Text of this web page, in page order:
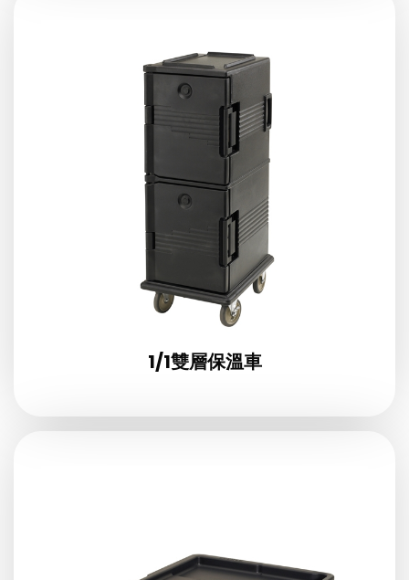
1/1雙層保溫車